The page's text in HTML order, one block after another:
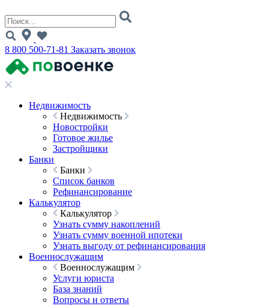
8 800 500-71-81 Заказать звонок
Недвижимость
Недвижимость
Новостройки
Готовое жилье
Застройщики
Банки
Банки
Список банков
Рефинансирование
Калькулятор
Калькулятор
Узнать сумму накоплений
Узнать сумму военной ипотеки
Узнать выгоду от рефинансирования
Военнослужащим
Военнослужащим
Услуги юриста
База знаний
Вопросы и ответы